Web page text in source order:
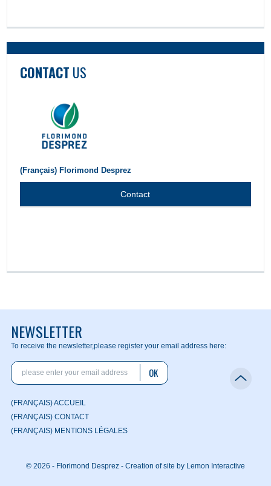
CONTACT US
(Français) Florimond Desprez
Contact
NEWSLETTER
To receive the newsletter,please register your email address here:
OK
(FRANÇAIS) ACCUEIL
(FRANÇAIS) CONTACT
(FRANÇAIS) MENTIONS LÉGALES
© 2026 - Florimond Desprez - Creation of site by Lemon Interactive